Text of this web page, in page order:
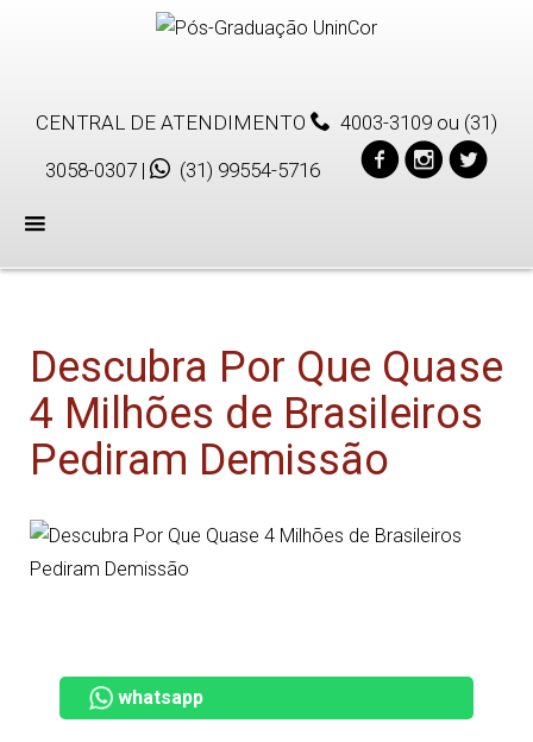
CENTRAL DE ATENDIMENTO 4003-3109 ou (31)
3058-0307 | (31) 99554-5716
Menu
Descubra Por Que Quase
4 Milhões de Brasileiros
Pediram Demissão
whatsapp